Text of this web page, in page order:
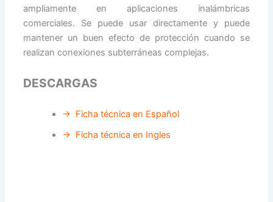
ampliamente en aplicaciones inalámbricas
comerciales. Se puede usar directamente y puede
mantener un buen efecto de protección cuando se
realizan conexiones subterráneas complejas.
DESCARGAS
→ Ficha técnica en Español
→ Ficha técnica en Ingles